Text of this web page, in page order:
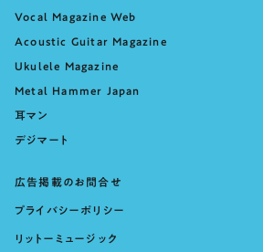
Vocal Magazine Web
Acoustic Guitar Magazine
Ukulele Magazine
Metal Hammer Japan
耳マン
デジマート
広告掲載のお問合せ
プライバシーポリシー
リットーミュージック